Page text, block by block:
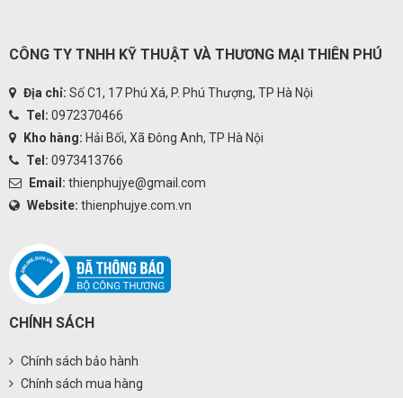
CÔNG TY TNHH KỸ THUẬT VÀ THƯƠNG MẠI THIÊN PHÚ
Địa chỉ: Số C1, 17 Phú Xá, P. Phú Thượng, TP Hà Nội
Tel: 0972370466
Kho hàng: Hải Bối, Xã Đông Anh, TP Hà Nội
Tel: 0973413766
Email: thienphujye@gmail.com
Website: thienphujye.com.vn
CHÍNH SÁCH
Chính sách bảo hành
Chính sách mua hàng